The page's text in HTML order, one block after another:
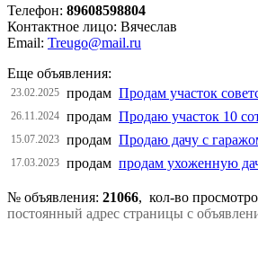
Телефон: 89608598804
Контактное лицо: Вячеслав
Email: Treugo@mail.ru
Еще объявления:
23.02.2025 продам Продам участок
26.11.2024 продам Продаю участок 10
15.07.2023 продам Продаю дачу с
17.03.2023 продам продам ухоженную
№ объявления: 21066, кол-во
постоянный адрес страницы с